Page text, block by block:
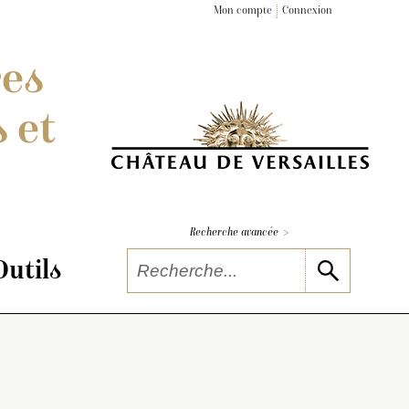
Mon compte Connexion
et
Recherche avancée >